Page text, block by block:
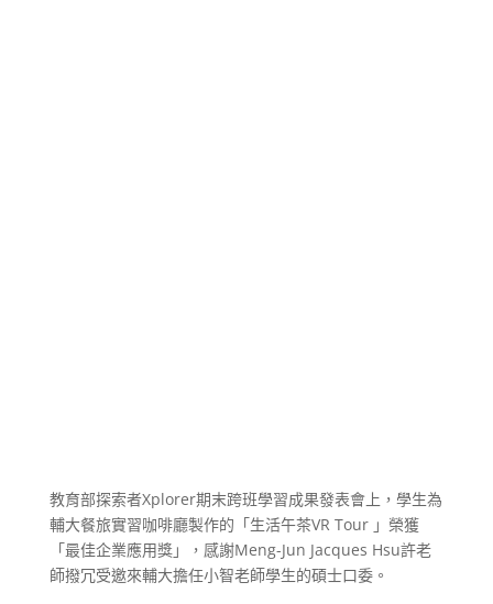
教育部探索者Xplorer期末跨班學習成果發表會上，學生為
輔大餐旅實習咖啡廳製作的「生活午茶VR Tour 」榮獲
「最佳企業應用獎」，感謝Meng-Jun Jacques Hsu許老
師撥冗受邀來輔大擔任小智老師學生的碩士口委。